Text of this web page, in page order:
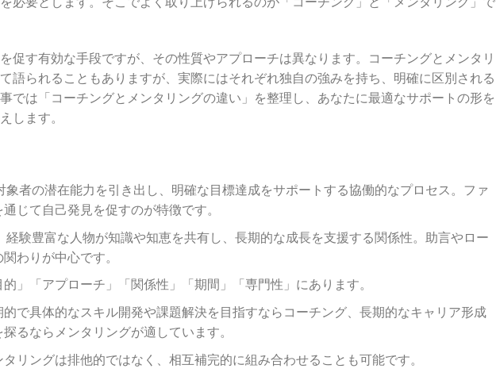
促す有効な手段ですが、その性質やアプローチは異なります。コーチングとメンタリ
語られることもありますが、実際にはそれぞれ独自の強みを持ち、明確に区別される
では「コーチングとメンタリングの違い」を整理し、あなたに最適なサポートの形を
します。
象者の潜在能力を引き出し、明確な目標達成をサポートする協働的なプロセス。ファ
じて自己発見を促すのが特徴です。
経験豊富な人物が知識や知恵を共有し、長期的な成長を支援する関係性。助言やロー
わりが中心です。
」「アプローチ」「関係性」「期間」「専門性」にあります。
的で具体的なスキル開発や課題解決を目指すならコーチング、長期的なキャリア形成
るならメンタリングが適しています。
リングは排他的ではなく、相互補完的に組み合わせることも可能です。